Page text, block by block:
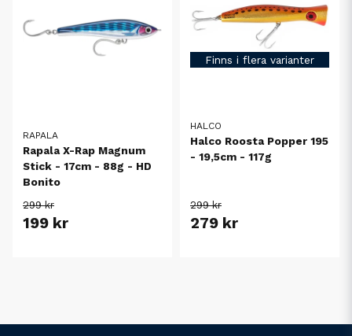
RAPALA
Rapala X-Rap Magnum
Stick - 17cm - 88g - HD
Bonito
299 kr
199 kr
Finns i flera varianter
HALCO
Halco Roosta Popper 195
- 19,5cm - 117g
299 kr
279 kr